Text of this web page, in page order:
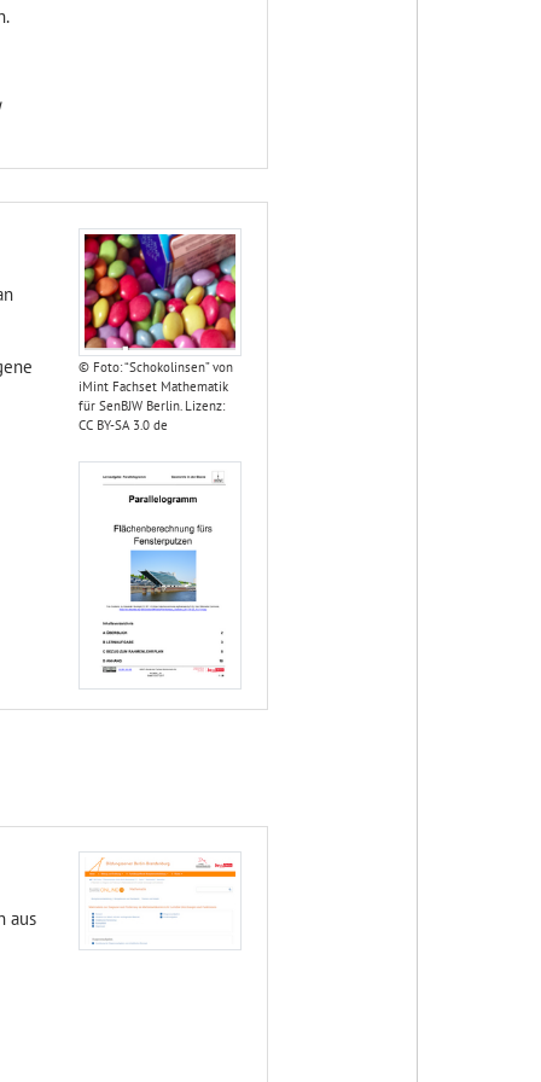
© Foto: “Schokolinsen” von
iMint Fachset Mathematik
für SenBJW Berlin. Lizenz:
CC BY-SA 3.0 de
aus